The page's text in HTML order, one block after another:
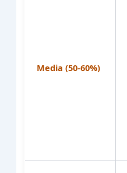
Media (50-60%)